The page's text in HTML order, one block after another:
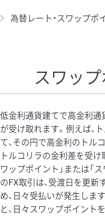
為替レート・スワップポ
スワッ
低金利通貨建てで高金利通
が受け取れます。例えば、
て、その円で高金利のトル
トルコリラの金利差を受け
ワップポイント」または「
のFX取引は、受渡日を更
め、日々受払いが発生しま
と、日々スワップポイント